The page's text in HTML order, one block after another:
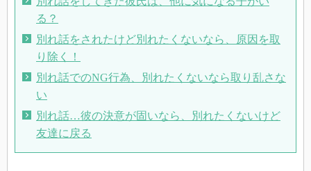
る？
別れ話をされたけど別れたくないなら、原因を取
り除く！
別れ話でのNG行為、別れたくないなら取り乱さな
い
別れ話…彼の決意が固いなら、別れたくないけど
友達に戻る